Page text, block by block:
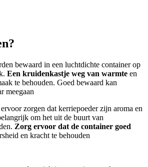
bewaard in een luchtdichte container op
Een kruidenkastje weg van warmte en
te behouden. Goed bewaard kan
meegaan
zorgen dat kerriepoeder zijn aroma en
om het uit de buurt van
Zorg ervoor dat de container goed
en kracht te behouden